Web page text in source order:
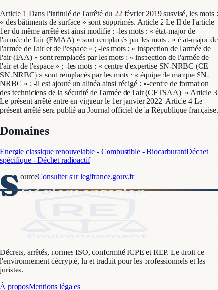
Article 1 Dans l'intitulé de l'arrêté du 22 février 2019 susvisé, les mots :
« des bâtiments de surface » sont supprimés. Article 2 Le II de l'article
1er du même arrêté est ainsi modifié : -les mots : « état-major de
l'armée de l'air (EMAA) » sont remplacés par les mots : « état-major de
l'armée de l'air et de l'espace » ; -les mots : « inspection de l'armée de
l'air (IAA) » sont remplacés par les mots : « inspection de l'armée de
l'air et de l'espace » ; -les mots : « centre d'expertise SN-NRBC (CE
SN-NRBC) » sont remplacés par les mots : « équipe de marque SN-
NRBC » ; -il est ajouté un alinéa ainsi rédigé : «-centre de formation
des techniciens de la sécurité de l'armée de l'air (CFTSAA). » Article 3
Le présent arrêté entre en vigueur le 1er janvier 2022. Article 4 Le
présent arrêté sera publié au Journal officiel de la République française.
Domaines
Energie classique renouvelable - Combustible - BiocarburantDéchet
spécifique - Déchet radioactif
S ourceConsulter sur legifrance.gouv.fr
Décrets, arrêtés, normes ISO, conformité ICPE et REP. Le droit de
l'environnement décrypté, lu et traduit pour les professionnels et les
juristes.
À proposMentions légales